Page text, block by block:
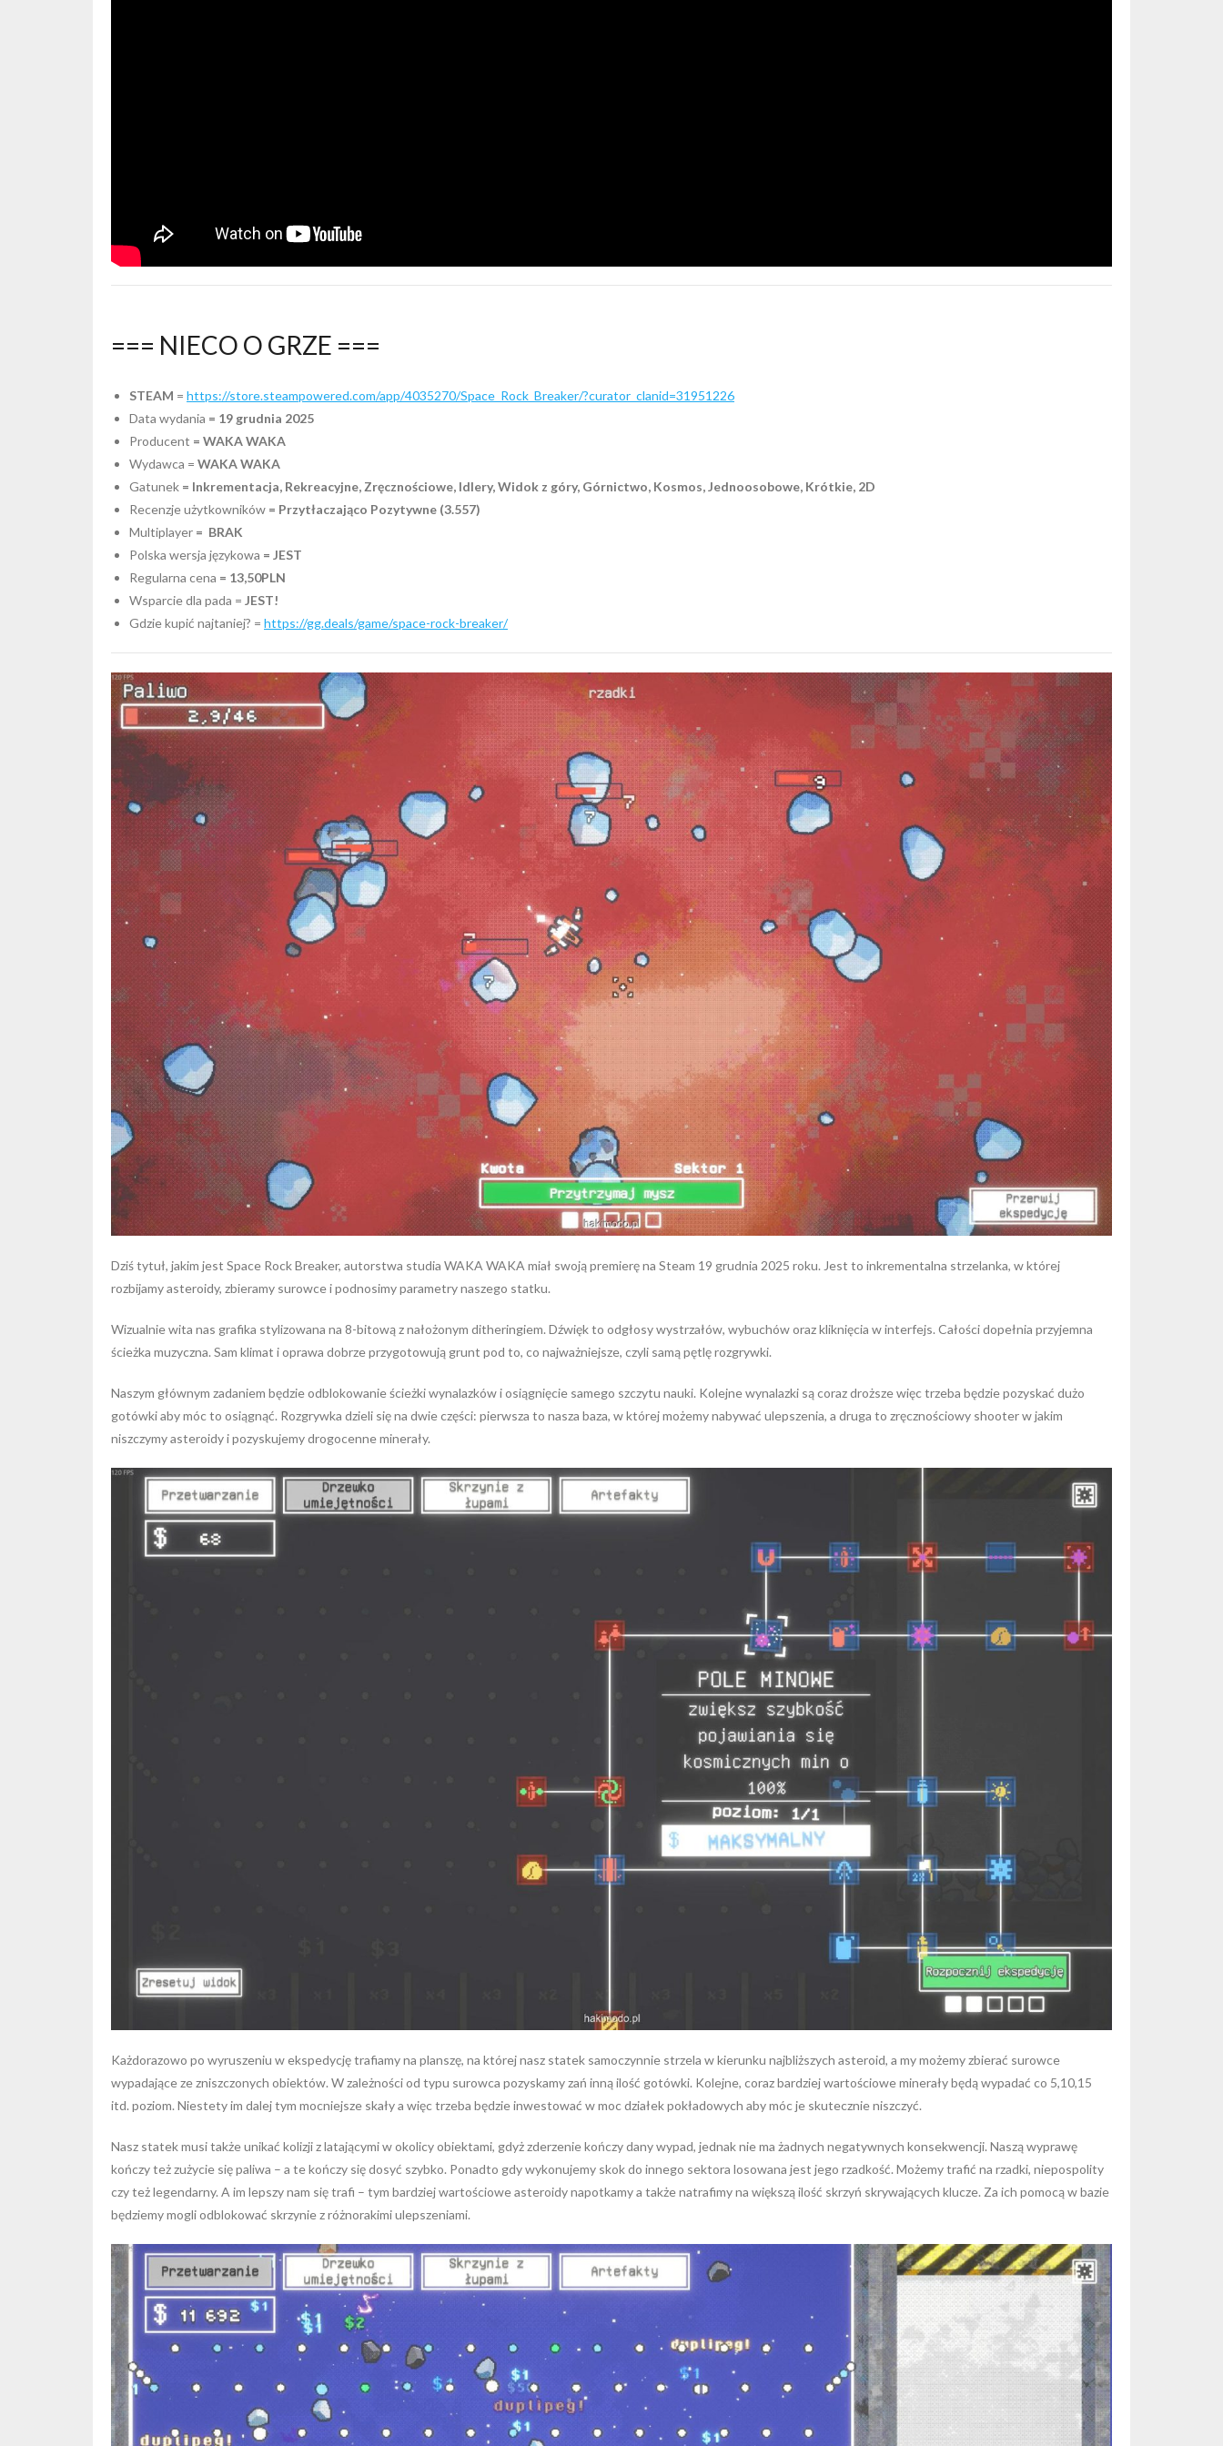
=== NIECO O GRZE ===
STEAM = https://store.steampowered.com/app/4035270/Space_Rock_Breaker/?curator_clanid=31951226
Data wydania = 19 grudnia 2025
Producent = WAKA WAKA
Wydawca = WAKA WAKA
Gatunek = Inkrementacja, Rekreacyjne, Zręcznościowe, Idlery, Widok z góry, Górnictwo, Kosmos, Jednoosobowe, Krótkie, 2D
Recenzje użytkowników = Przytłaczająco Pozytywne (3.557)
Multiplayer = BRAK
Polska wersja językowa = JEST
Regularna cena = 13,50PLN
Wsparcie dla pada = JEST!
Gdzie kupić najtaniej? = https://gg.deals/game/space-rock-breaker/
Dziś tytuł, jakim jest Space Rock Breaker, autorstwa studia WAKA WAKA miał swoją premierę na Steam 19 grudnia 2025 roku. Jest to inkrementalna strzelanka, w której
rozbijamy asteroidy, zbieramy surowce i podnosimy parametry naszego statku.
Wizualnie wita nas grafika stylizowana na 8-bitową z nałożonym ditheringiem. Dźwięk to odgłosy wystrzałów, wybuchów oraz kliknięcia w interfejs. Całości dopełnia przyjemna
ścieżka muzyczna. Sam klimat i oprawa dobrze przygotowują grunt pod to, co najważniejsze, czyli samą pętlę rozgrywki.
Naszym głównym zadaniem będzie odblokowanie ścieżki wynalazków i osiągnięcie samego szczytu nauki. Kolejne wynalazki są coraz droższe więc trzeba będzie pozyskać dużo
gotówki aby móc to osiągnąć. Rozgrywka dzieli się na dwie części: pierwsza to nasza baza, w której możemy nabywać ulepszenia, a druga to zręcznościowy shooter w jakim
niszczymy asteroidy i pozyskujemy drogocenne minerały.
Każdorazowo po wyruszeniu w ekspedycję trafiamy na planszę, na której nasz statek samoczynnie strzela w kierunku najbliższych asteroid, a my możemy zbierać surowce
wypadające ze zniszczonych obiektów. W zależności od typu surowca pozyskamy zań inną ilość gotówki. Kolejne, coraz bardziej wartościowe minerały będą wypadać co 5,10,15
itd. poziom. Niestety im dalej tym mocniejsze skały a więc trzeba będzie inwestować w moc działek pokładowych aby móc je skutecznie niszczyć.
Nasz statek musi także unikać kolizji z latającymi w okolicy obiektami, gdyż zderzenie kończy dany wypad, jednak nie ma żadnych negatywnych konsekwencji. Naszą wyprawę
kończy też zużycie się paliwa – a te kończy się dosyć szybko. Ponadto gdy wykonujemy skok do innego sektora losowana jest jego rzadkość. Możemy trafić na rzadki, niepospolity
czy też legendarny. A im lepszy nam się trafi – tym bardziej wartościowe asteroidy napotkamy a także natrafimy na większą ilość skrzyń skrywających klucze. Za ich pomocą w bazie
będziemy mogli odblokować skrzynie z różnorakimi ulepszeniami.